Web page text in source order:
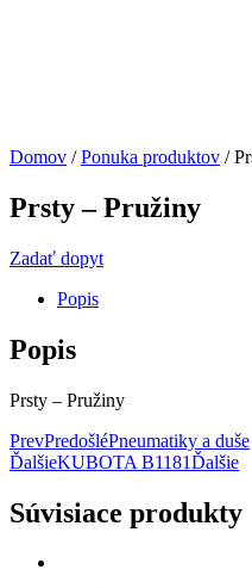
Domov /Ponuka produktov /
Prsty – Pružiny
Zadať dopyt
Popis
Popis
Prsty – Pružiny
PrevPredošléPneumatiky a duše
ĎalšieKUBOTA B1181Ďalšie
Súvisiace produkty